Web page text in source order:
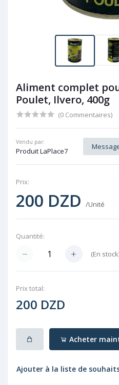
Aliment complet
Poulet, Ilvero, 400g
(0 Commentaires)
Vendu par:
Produit LaPlace7
Prix:
200 DZD /Unité
Quantité:
(En stock
Prix ​​total:
200 DZD
Acheter
Ajouter à la liste de